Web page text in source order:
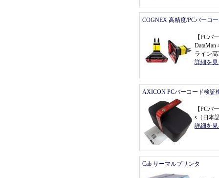
COGNEX 高精度/PCバーコ
【PCバ
ライン
詳細を
AXICON PCバーコード検証
【PCバ
s （ 日本
詳細を
Cab サーマルプリンタ